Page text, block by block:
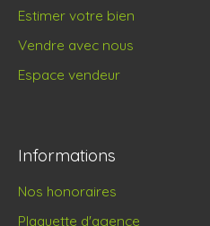
Estimer votre bien
Vendre avec nous
Espace vendeur
Informations
Nos honoraires
Plaquette d'agence